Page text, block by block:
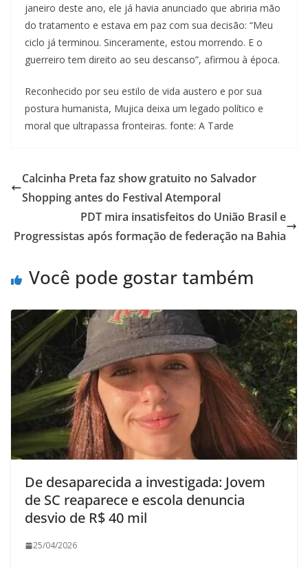
janeiro deste ano, ele já havia anunciado que abriria mão
do tratamento e estava em paz com sua decisão: “Meu
ciclo já terminou. Sinceramente, estou morrendo. E o
guerreiro tem direito ao seu descanso”, afirmou à época.
Reconhecido por seu estilo de vida austero e por sua
postura humanista, Mujica deixa um legado político e
moral que ultrapassa fronteiras. fonte: A Tarde
Calcinha Preta faz show gratuito no Salvador
Shopping antes do Festival Atemporal
PDT mira insatisfeitos do União Brasil e
Progressistas após formação de federação na Bahia
Você pode gostar também
De desaparecida a investigada: Jovem
de SC reaparece e escola denuncia
desvio de R$ 40 mil
25/04/2026